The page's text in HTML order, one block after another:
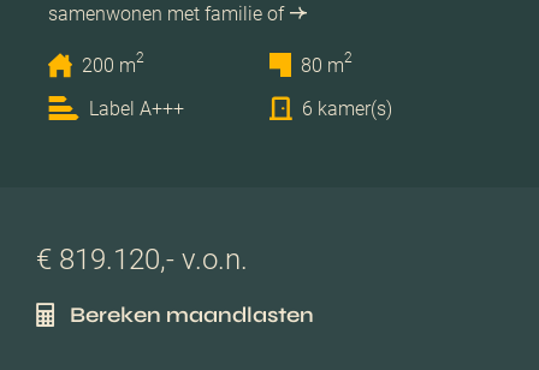
samenwonen met familie of
200 m2 80 m2
Label A+++ 6 kamer(s)
€ 819.120,- v.o.n.
Bereken maandlasten